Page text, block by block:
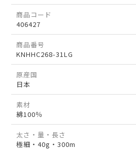
商品コード
406427
商品番号
KNHHC268-31LG
原産国
日本
素材
綿100％
太さ・量・長さ
極細・40g・300m